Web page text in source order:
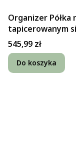
Organizer Półka
tapicerowanym
Cena
545,99 zł
Do koszyka